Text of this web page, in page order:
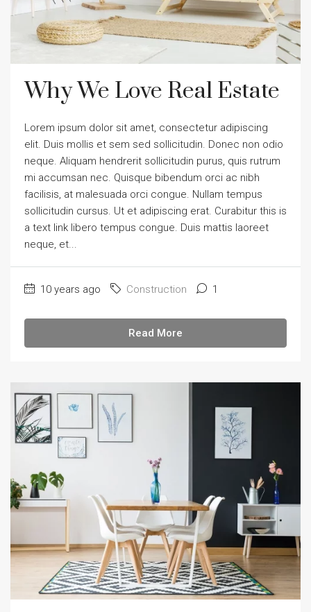
Why We Love Real Estate
Lorem ipsum dolor sit amet, consectetur adipiscing
elit. Duis mollis et sem sed sollicitudin. Donec non odio
neque. Aliquam hendrerit sollicitudin purus, quis rutrum
mi accumsan nec. Quisque bibendum orci ac nibh
facilisis, at malesuada orci congue. Nullam tempus
sollicitudin cursus. Ut et adipiscing erat. Curabitur this is
a text link libero tempus congue. Duis mattis laoreet
neque, et...
10 years ago Construction 1
Read More